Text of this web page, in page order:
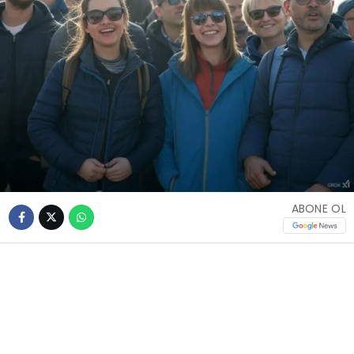
ABONE OL